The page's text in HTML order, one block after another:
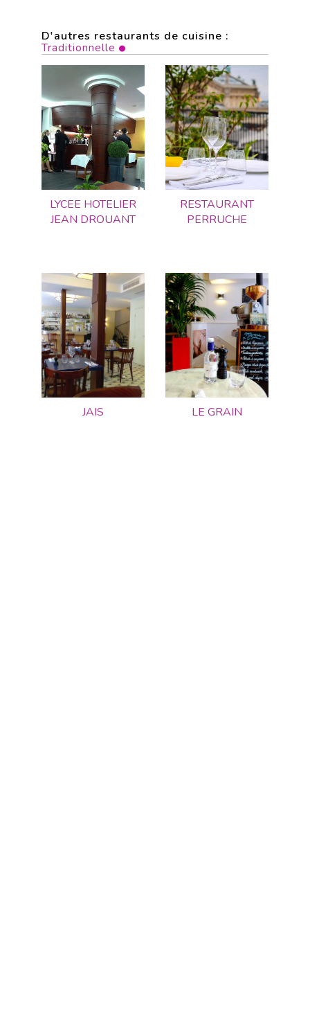
D'autres restaurants de cuisine :
Traditionnelle
LYCEE HOTELIER
JEAN DROUANT
RESTAURANT
PERRUCHE
JAIS LE GRAIN